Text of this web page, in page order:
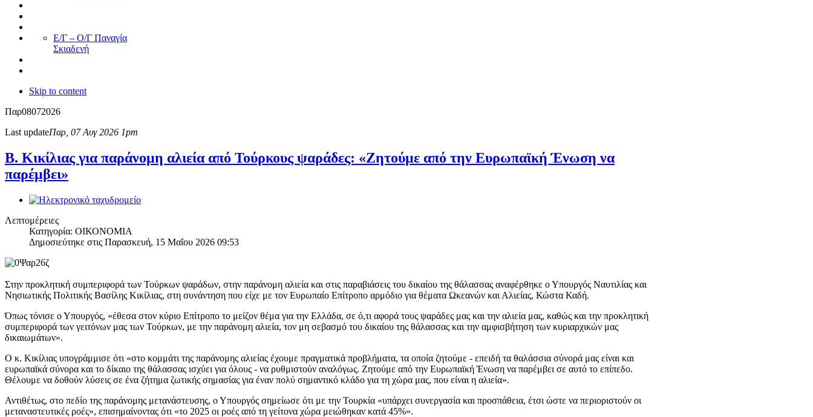
Ε/Γ – Ο/Γ Παναγία
Σκιαδενή
Skip to content
Παρ08072026
Last updateΠαρ, 07 Αυγ 2026 1pm
Β. Κικίλιας για παράνομη αλιεία από Τούρκους ψαράδες: «Ζητούμε από την Ευρωπαϊκή Ένωση να
παρέμβει»
Λεπτομέρειες
Κατηγορία: ΟΙΚΟΝΟΜΙΑ
Δημοσιεύτηκε στις Παρασκευή, 15 Μαΐου 2026 09:53
Στην προκλητική συμπεριφορά των Τούρκων ψαράδων, στην παράνομη αλιεία και στις παραβιάσεις του δικαίου της θάλασσας αναφέρθηκε ο Υπουργός Ναυτιλίας και
Νησιωτικής Πολιτικής Βασίλης Κικίλιας, στη συνάντηση που είχε με τον Ευρωπαίο Επίτροπο αρμόδιο για θέματα Ωκεανών και Αλιείας, Κώστα Καδή.
Όπως τόνισε ο Υπουργός, «έθεσα στον κύριο Επίτροπο το μείζον θέμα για την Ελλάδα, σε ό,τι αφορά τους ψαράδες μας και την αλιεία μας, καθώς και την προκλητική
συμπεριφορά των γειτόνων μας των Τούρκων, με την παράνομη αλιεία, τον μη σεβασμό του δικαίου της θάλασσας και την αμφισβήτηση των κυριαρχικών μας
δικαιωμάτων».
Ο κ. Κικίλιας υπογράμμισε ότι «στο κομμάτι της παράνομης αλιείας έχουμε πραγματικά προβλήματα, τα οποία ζητούμε - επειδή τα θαλάσσια σύνορά μας είναι και
ευρωπαϊκά σύνορα και το δίκαιο της θάλασσας ισχύει για όλους - να ρυθμιστούν αναλόγως. Ζητούμε από την Ευρωπαϊκή Ένωση να παρέμβει σε αυτό το επίπεδο.
Θέλουμε να δοθούν λύσεις σε ένα ζήτημα ζωτικής σημασίας για έναν πολύ σημαντικό κλάδο για τη χώρα μας, που είναι η αλιεία».
Αντιθέτως, στο πεδίο της παράνομης μετανάστευσης, ο Υπουργός σημείωσε ότι με την Τουρκία «υπάρχει συνεργασία και προσπάθεια, έτσι ώστε να περιοριστούν οι
μεταναστευτικές ροές», επισημαίνοντας ότι «το 2025 οι ροές από τη γείτονα χώρα μειώθηκαν κατά 45%».